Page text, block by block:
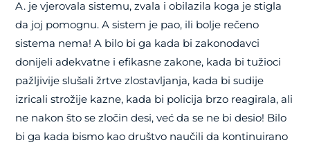
A. je vjerovala sistemu, zvala i obilazila koga je stigla
da joj pomognu. A sistem je pao, ili bolje rečeno
sistema nema! A bilo bi ga kada bi zakonodavci
donijeli adekvatne i efikasne zakone, kada bi tužioci
pažljivije slušali žrtve zlostavljanja, kada bi sudije
izricali strožije kazne, kada bi policija brzo reagirala, ali
ne nakon što se zločin desi, već da se ne bi desio! Bilo
bi ga kada bismo kao društvo naučili da kontinuirano